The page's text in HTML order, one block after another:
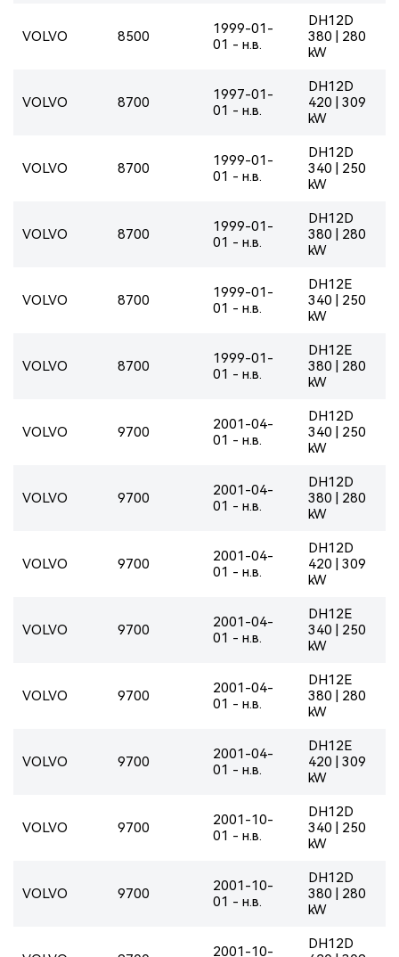
VOLVO 8500
1999-01-
01 - н.в.
DH12D
380 | 280
kW
VOLVO 8700
1997-01-
01 - н.в.
DH12D
420 | 309
kW
VOLVO 8700
1999-01-
01 - н.в.
DH12D
340 | 250
kW
VOLVO 8700
1999-01-
01 - н.в.
DH12D
380 | 280
kW
VOLVO 8700
1999-01-
01 - н.в.
DH12E
340 | 250
kW
VOLVO 8700
1999-01-
01 - н.в.
DH12E
380 | 280
kW
VOLVO 9700
2001-04-
01 - н.в.
DH12D
340 | 250
kW
VOLVO 9700
2001-04-
01 - н.в.
DH12D
380 | 280
kW
VOLVO 9700
2001-04-
01 - н.в.
DH12D
420 | 309
kW
VOLVO 9700
2001-04-
01 - н.в.
DH12E
340 | 250
kW
VOLVO 9700
2001-04-
01 - н.в.
DH12E
380 | 280
kW
VOLVO 9700
2001-04-
01 - н.в.
DH12E
420 | 309
kW
VOLVO 9700
2001-10-
01 - н.в.
DH12D
340 | 250
kW
VOLVO 9700
2001-10-
01 - н.в.
DH12D
380 | 280
kW
2001-10-
DH12D